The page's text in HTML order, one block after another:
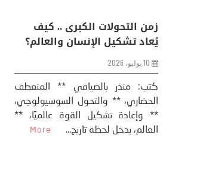
تحليل اخباري/ أمريكا وايران:
عودة الحرب .. و “هرمز” مربط
الفرس
8 يوليو، 2026
تحليل – منذر بالضيافي عاد الرئيس
الأمريكي دونالد ترامب إلى قصف
ايران، وذلك ردا على ما اعتبره الرئيس